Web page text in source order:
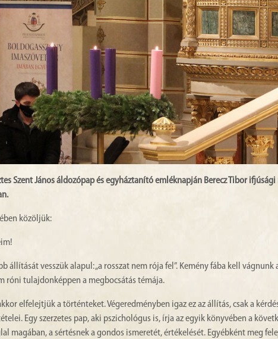
Szent János áldozópap és egyháztanító emléknapján Berecz Tibor
közöljük:
állítását vesszük alapul: „a rosszat nem rója fel”. Kemény fába kell vágnunk
róni tulajdonképpen a megbocsátás témája.
elfelejtjük a történteket. Végeredményben igaz ez az állítás, csak a
Egy szerzetes pap, aki pszichológus is, írja az egyik könyvében a
magában, a sértésnek a gondos ismeretét, értékelését. Egyébként meg